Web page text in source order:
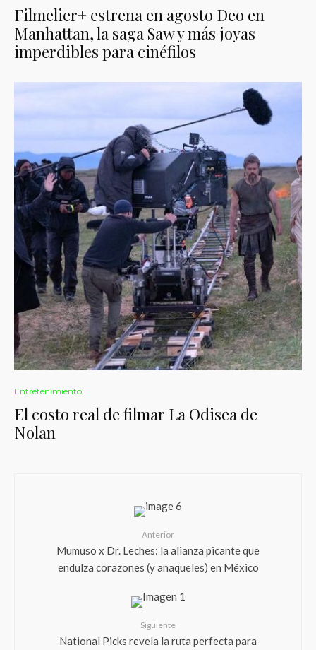
Filmelier+ estrena en agosto Deo en
Manhattan, la saga Saw y más joyas
imperdibles para cinéfilos
Entretenimiento
El costo real de filmar La Odisea de
Nolan
Anterior
Mumuso x Dr. Leches: la alianza picante que
endulza corazones (y anaqueles) en México
Siguiente
National Picks revela la ruta perfecta para